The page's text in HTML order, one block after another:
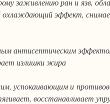
заживлению ран и язв,
эффект,
антисептическим
излишки жира
успокаивающим и
восстанавливает